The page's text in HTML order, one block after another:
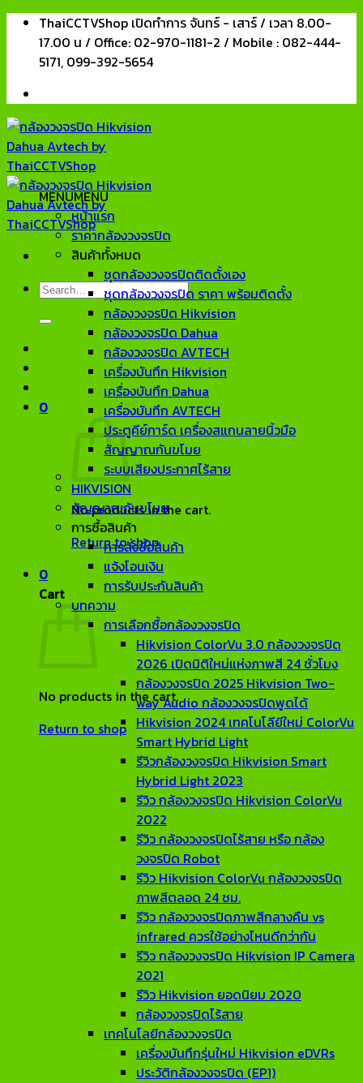
Skip
content
ThaiCCTVShop เปิดทำการ จันทร์ - เสาร์ / เวลา 8.00-
17.00 น / Office: 02-970-1181-2 / Mobile : 082-444-
5171, 099-392-5654
Search
0
No products in the cart.
Return to shop
0
Cart
No products in the cart.
Return to shop
MENUMENU
หน้าแรก
ราคากล้องวงจรปิด
สินค้าทั้งหมด
ชุดกล้องวงจรปิดติดตั้งเอง
ชุดกล้องวงจรปิด ราคา พร้อมติดตั้ง
กล้องวงจรปิด Hikvision
กล้องวงจรปิด Dahua
กล้องวงจรปิด AVTECH
เครื่องบันทึก Hikvision
เครื่องบันทึก Dahua
เครื่องบันทึก AVTECH
ประตูคีย์การ์ด เครื่องสแกนลายนิ้วมือ
สัญญาณกันขโมย
ระบบเสียงประกาศไร้สาย
HIKVISION
สัญญาณกันขโมย
การซื้อสินค้า
การสั่งซื้อสินค้า
แจ้งโอนเงิน
การรับประกันสินค้า
บทความ
การเลือกซื้อกล้องวงจรปิด
Hikvision ColorVu 3.0 กล้องวงจรปิด
2026 เปิดมิติใหม่แห่งภาพสี 24 ชั่วโมง
กล้องวงจรปิด 2025 Hikvision Two-
way Audio กล้องวงจรปิดพูดได้
Hikvision 2024 เทคโนโลียีใหม่ ColorVu
Smart Hybrid Light
รีวิวกล้องวงจรปิด Hikvision Smart
Hybrid Light 2023
รีวิว กล้องวงจรปิด Hikvision ColorVu
2022
รีวิว กล้องวงจรปิดไร้สาย หรือ กล้อง
วงจรปิด Robot
รีวิว Hikvision ColorVu กล้องวงจรปิด
ภาพสีตลอด 24 ชม.
รีวิว กล้องวงจรปิดภาพสีกลางคืน vs
infrared ควรใช้อย่างไหนดีกว่ากัน
รีวิว กล้องวงจรปิด Hikvision IP Camera
2021
รีวิว Hikvision ยอดนิยม 2020
กล้องวงจรปิดไร้สาย
เทคโนโลยีกล้องวงจรปิด
เครื่องบันทึกรุ่นใหม่ Hikvision eDVRs
ประวัติกล้องวงจรปิด (EP1)